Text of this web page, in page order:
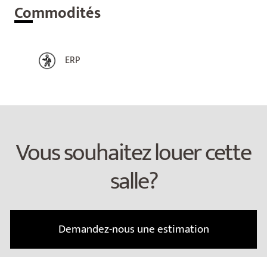
Commodités
ERP
Vous souhaitez louer cette
salle?
Demandez-nous une estimation